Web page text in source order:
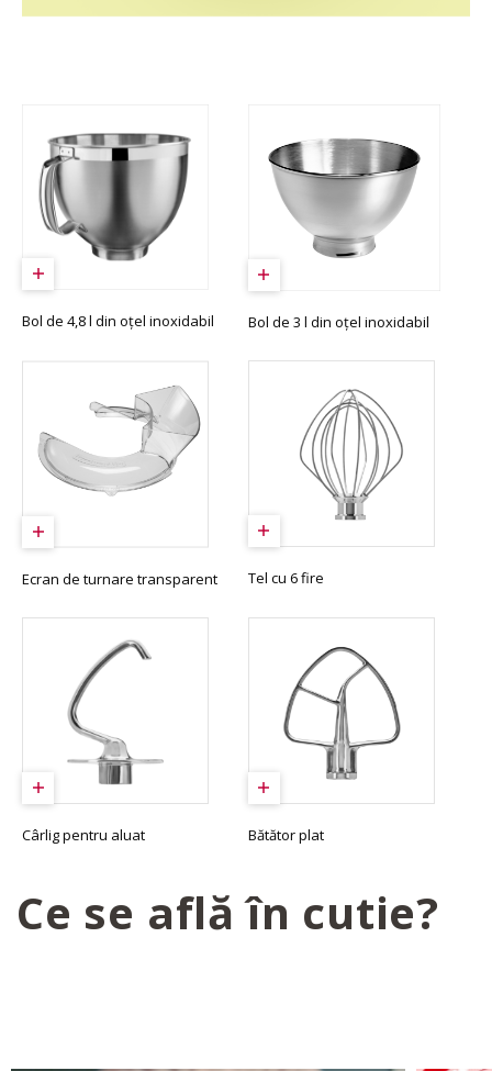
Bol de 4,8 l din oțel inoxidabil Bol de 3 l din oțel inoxidabil
Ecran de turnare transparent Tel cu 6 fire
Cârlig pentru aluat Bătător plat
Ce se află în cutie?